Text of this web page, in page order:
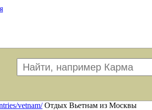
vetnam/Отдых Вьетнам из Москвы